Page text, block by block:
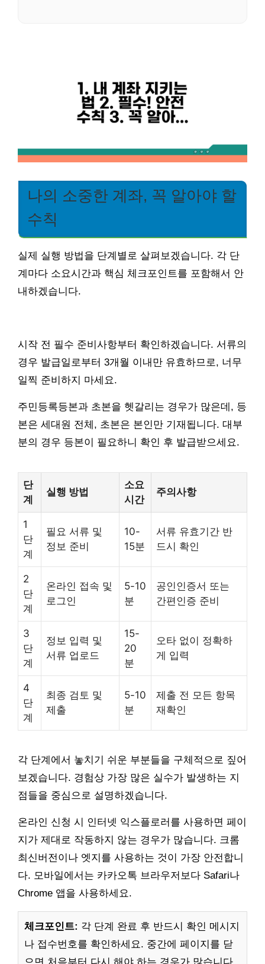
나의 소중한 계좌, 꼭 알아야 할
수칙
실제 실행 방법을 단계별로 살펴보겠습니다. 각 단
계마다 소요시간과 핵심 체크포인트를 포함해서 안
내하겠습니다.
시작 전 필수 준비사항부터 확인하겠습니다. 서류의
경우 발급일로부터 3개월 이내만 유효하므로, 너무
일찍 준비하지 마세요.
주민등록등본과 초본을 헷갈리는 경우가 많은데, 등
본은 세대원 전체, 초본은 본인만 기재됩니다. 대부
분의 경우 등본이 필요하니 확인 후 발급받으세요.
단
계
실행 방법
소요
시간
주의사항
1
단
계
필요 서류 및
정보 준비
10-
15분
서류 유효기간 반
드시 확인
2
단
계
온라인 접속 및
로그인
5-10
분
공인인증서 또는
간편인증 준비
3
단
계
정보 입력 및
서류 업로드
15-
20
분
오타 없이 정확하
게 입력
4
단
계
최종 검토 및
제출
5-10
분
제출 전 모든 항목
재확인
각 단계에서 놓치기 쉬운 부분들을 구체적으로 짚어
보겠습니다. 경험상 가장 많은 실수가 발생하는 지
점들을 중심으로 설명하겠습니다.
온라인 신청 시 인터넷 익스플로러를 사용하면 페이
지가 제대로 작동하지 않는 경우가 많습니다. 크롬
최신버전이나 엣지를 사용하는 것이 가장 안전합니
다. 모바일에서는 카카오톡 브라우저보다 Safari나
Chrome 앱을 사용하세요.
체크포인트: 각 단계 완료 후 반드시 확인 메시지
나 접수번호를 확인하세요. 중간에 페이지를 닫